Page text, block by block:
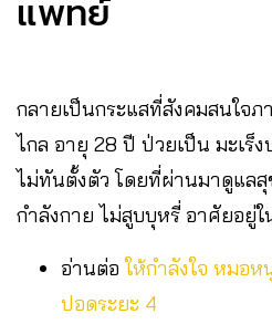
แพทย์
กลายเป็นกระแสที่สังคมสนใจ
ไกล อายุ 28 ปี ป่วยเป็น มะเร็
ไม่ทันตั้งตัว โดยที่ผ่านมาดูแล
กำลังกาย ไม่สูบบุหรี่ อาศัยอยู่ใ
อ่านต่อให้กำลังใจ หมอห
ปอดระยะ 4